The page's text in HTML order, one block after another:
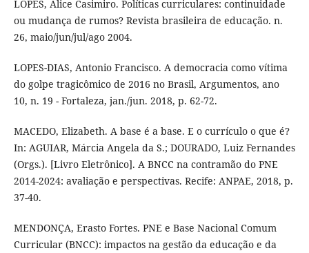
LOPES, Alice Casimiro. Políticas curriculares: continuidade
ou mudança de rumos? Revista brasileira de educação. n.
26, maio/jun/jul/ago 2004.
LOPES-DIAS, Antonio Francisco. A democracia como vítima
do golpe tragicômico de 2016 no Brasil, Argumentos, ano
10, n. 19 - Fortaleza, jan./jun. 2018, p. 62-72.
MACEDO, Elizabeth. A base é a base. E o currículo o que é?
In: AGUIAR, Márcia Angela da S.; DOURADO, Luiz Fernandes
(Orgs.). [Livro Eletrônico]. A BNCC na contramão do PNE
2014-2024: avaliação e perspectivas. Recife: ANPAE, 2018, p.
37-40.
MENDONÇA, Erasto Fortes. PNE e Base Nacional Comum
Curricular (BNCC): impactos na gestão da educação e da